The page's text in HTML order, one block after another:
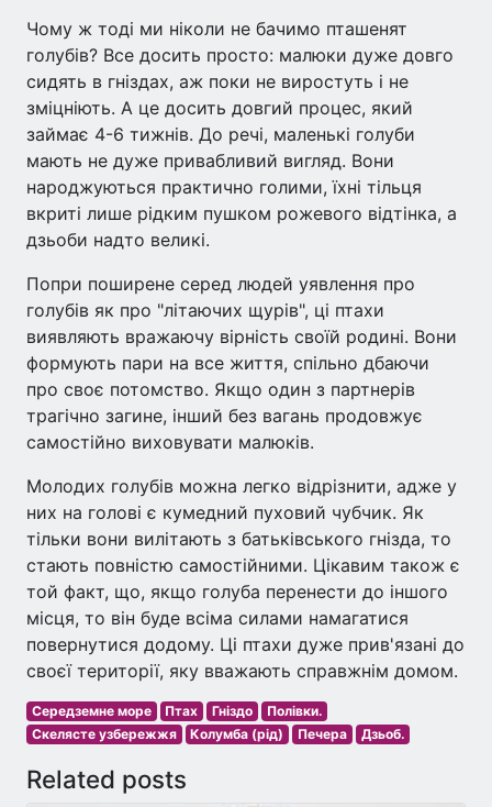
Чому ж тоді ми ніколи не бачимо пташенят
голубів? Все досить просто: малюки дуже довго
сидять в гніздах, аж поки не виростуть і не
зміцніють. А це досить довгий процес, який
займає 4-6 тижнів. До речі, маленькі голуби
мають не дуже привабливий вигляд. Вони
народжуються практично голими, їхні тільця
вкриті лише рідким пушком рожевого відтінка, а
дзьоби надто великі.
Попри поширене серед людей уявлення про
голубів як про "літаючих щурів", ці птахи
виявляють вражаючу вірність своїй родині. Вони
формують пари на все життя, спільно дбаючи
про своє потомство. Якщо один з партнерів
трагічно загине, інший без вагань продовжує
самостійно виховувати малюків.
Молодих голубів можна легко відрізнити, адже у
них на голові є кумедний пуховий чубчик. Як
тільки вони вилітають з батьківського гнізда, то
стають повністю самостійними. Цікавим також є
той факт, що, якщо голуба перенести до іншого
місця, то він буде всіма силами намагатися
повернутися додому. Ці птахи дуже прив'язані до
своєї території, яку вважають справжнім домом.
Середземне море Птах Гніздо
Полівки.
Скелясте узбережжя
Колумба (рід) Печера Дзьоб.
Related posts